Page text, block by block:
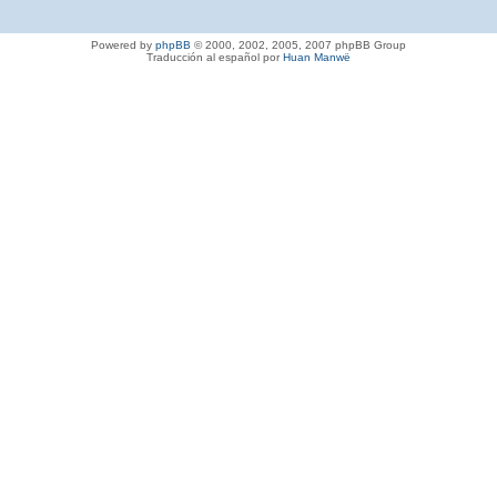
Powered by phpBB © 2000, 2002, 2005, 2007 phpBB Group
Traducción al español porHuan Manwë